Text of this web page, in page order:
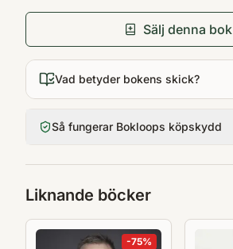
Sälj denna bok
Vad betyder bokens skick?
Så fungerar Bokloops köpskydd
Liknande böcker
-75%